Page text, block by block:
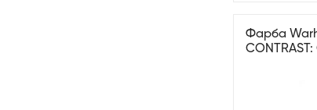
Фарба
CONTRAST: